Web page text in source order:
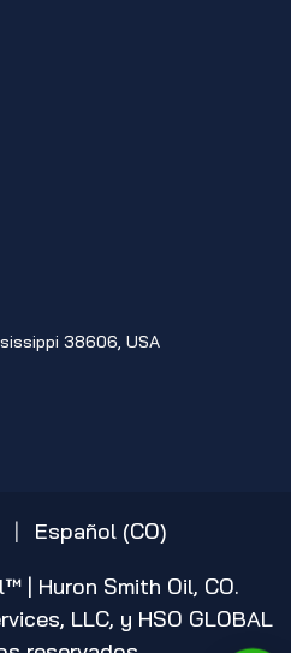
38606, USA
|
Español (CO)
| Huron Smith Oil, CO.
LLC, y HSO GLOBAL